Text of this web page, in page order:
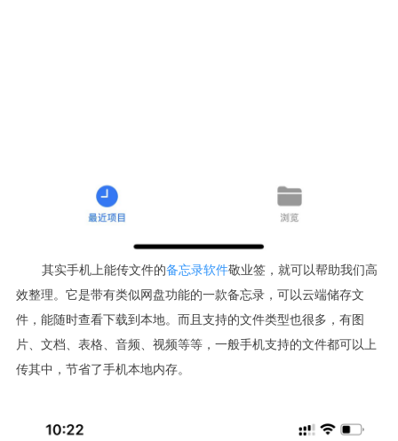
其实手机上能传文件的备忘录软件敬业签，就可以帮助我们高
效整理。它是带有类似网盘功能的一款备忘录，可以云端储存文
件，能随时查看下载到本地。而且支持的文件类型也很多，有图
片、文档、表格、音频、视频等等，一般手机支持的文件都可以上
传其中，节省了手机本地内存。